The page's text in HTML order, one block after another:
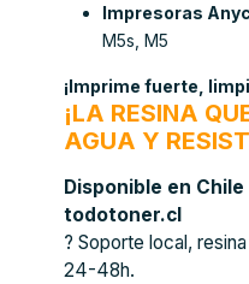
Impresoras
M5s, M5
¡Imprime fuerte,
¡LA RESINA
AGUA Y
Disponible en Chile
todotoner.cl
? Soporte local,
24-48h.